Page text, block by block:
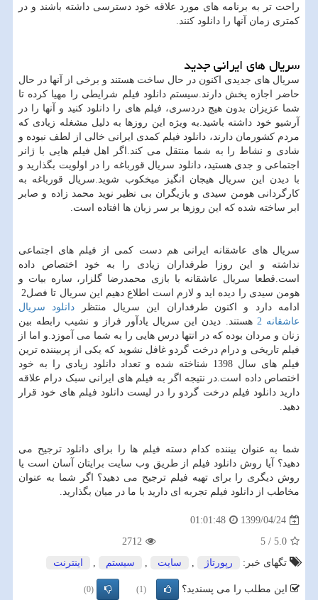
راحت تر به برنامه های مورد علاقه خود دسترسی داشته باشند و در
کمتری زمان آنها را دانلود کنند.
سریال های ایرانی جدید
سریال های جدیدی اکنون در حال ساخت هستند و برخی از آنها در حال
حاضر اجازه پخش دارند.سیستم دانلود فیلم شرایطی را مهیا کرده تا
شما عزیزان بدون هیچ دردسری، فیلم های را دانلود کنید و آنها را در
آرشیو خود داشته باشید.به ویژه این روزها به دلیل مشغله زیادی که
مردم کشورمان دارند، دانلود فیلم کمدی ایرانی خالی از لطف نبوده و
شادی و نشاط را به شما منتقل می کند.اگر اهل فیلم هایی با ژانر
اجتماعی و جدی هستید، دانلود سریال قورباغه را در اولویت بگذارید و
با دیدن این سریال هیجان انگیز میخکوب شوید.سریال قورباغه به
کارگردانی هومن سیدی و بازیگران بی نظیر نوید محمد زاده و صابر
ابر ساخته شده که این روزها بر سر زبان ها افتاده است.
سریال های عاشقانه ایرانی هم دست کمی از فیلم های اجتماعی
نداشته و این روزا طرفداران زیادی را به خود اختصاص داده
است.قطعا سریال عاشقانه با بازی محمدرضا گلزار، ساره بیات و
هومن سیدی را دیده اید و لازم است اطلاع دهیم این سریال تا فصل2
ادامه دارد و اکنون طرفداران این سریال منتظر دانلود سریال
عاشقانه 2
هستند. دیدن این سریال یادآور فراز و نشیب رابطه بین
زنان و مردان بوده که در انتها درس هایی را به شما می آموزد.و اما از
فیلم تاریخی و درام درخت گردو غافل نشوید که یکی از پربیننده ترین
فیلم های سال 1398 شناخته شده و تعداد دانلود زیادی را به خود
اختصاص داده است.در نتیجه اگر به فیلم های ایرانی سبک درام علاقه
دارید دانلود فیلم درخت گردو را در لیست دانلود فیلم های خود قرار
دهید.
شما به عنوان بیننده کدام دسته فیلم ها را برای دانلود ترجیح می
دهید؟ آیا روش دانلود فیلم از طریق وب سایت برایتان آسان است یا
روش دیگری را برای تهیه فیلم ترجیح می دهید؟ اگر شما به عنوان
مخاطب از دانلود فیلم تجربه ای دارید با ما در میان بگذارید.
1399/04/24
01:01:48
5.0
/
5
2712
تگهای خبر:
رپورتاژ , سایت , سیستم , اینترنت
این مطلب را می پسندید؟ (1)
(0)